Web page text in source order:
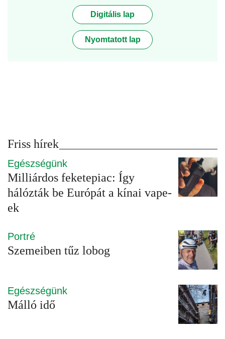
Digitális lap
Nyomtatott lap
Friss hírek
Egészségünk
Milliárdos feketepiac: Így
hálózták be Európát a kínai vape-
ek
Portré
Szemeiben tűz lobog
Egészségünk
Málló idő